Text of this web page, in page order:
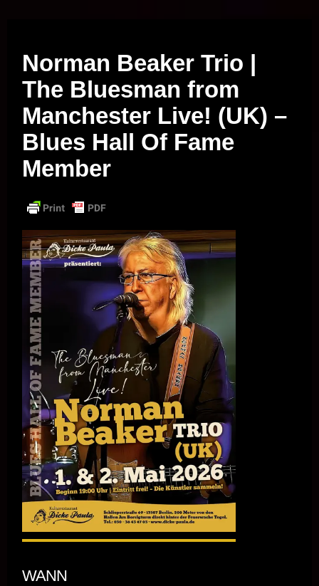
Norman Beaker Trio |
The Bluesman from
Manchester Live! (UK) –
Blues Hall Of Fame
Member
WANN